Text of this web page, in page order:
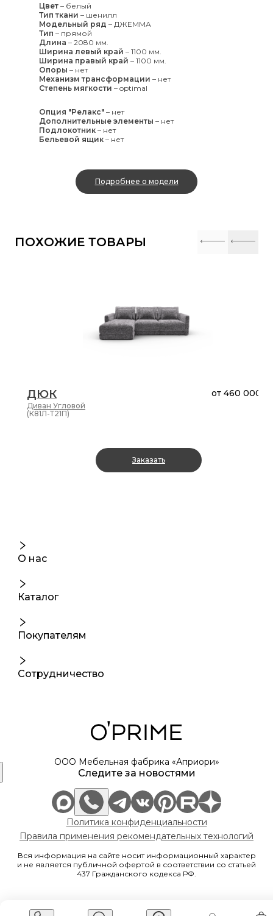
Цвет – белый
Тип ткани – шенилл
Модельный ряд – ДЖЕММА
Тип – прямой
Длина – 2080 мм.
Ширина левый край – 1100 мм.
Ширина правый край – 1100 мм.
Опоры – нет
Механизм трансформации – нет
Степень мягкости – optimal
Опция "Релакс" – нет
Дополнительные элементы – нет
Подлокотник – нет
Бельевой ящик – нет
Подробнее о модели
ПОХОЖИЕ ТОВАРЫ
ДЮК
Диван Угловой
от 460 000 ₽
(К81Л-Т21П)
Заказать
О нас
Каталог
Покупателям
Сотрудничество
ООО Мебельная фабрика «Априори»
Следите за новостями
Политика конфиденциальности
Правила применения рекомендательных технологий
Вся информация на сайте носит информационный характер
и не является публичной офертой в соответствии со статьей
437 Гражданского кодекса РФ.